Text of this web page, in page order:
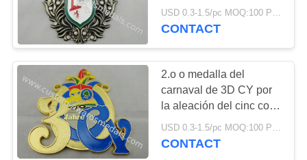
ÉNTRENOS
EN
CONTACTO
CON
NOTICIAS
aleación del cinc,
esmalte suave, 3D,
USD 0.3-1.5/pc MOQ:100 PC por diseño
CONTACT
2.o o medalla del
carnaval de 3D CY por
la aleación del cinc con
el esmalte suave,
chapado en oro, lado
CONTACT